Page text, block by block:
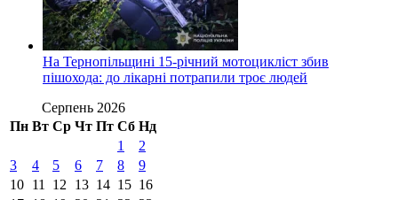
На Тернопільщині 15-річний мотоцикліст збив
пішохода: до лікарні потрапили троє людей
Серпень 2026
Пн Вт Ср Чт Пт Сб Нд
1
2
3
4 5 6 7 8
9
10 11 12 13 14 15 16